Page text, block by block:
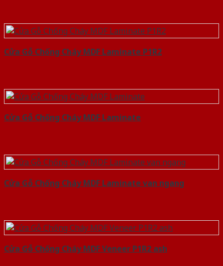
Cửa Gỗ Chống Cháy MDF Laminate P1R2
Cửa Gỗ Chống Cháy MDF Laminate
Cửa Gỗ Chống Cháy MDF Laminate van ngang
Cửa Gỗ Chống Cháy MDF Veneer P1R2 ash